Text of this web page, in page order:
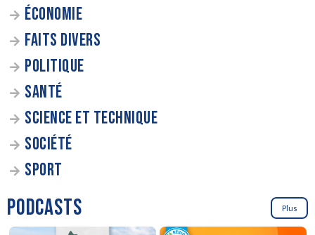
ÉCONOMIE
FAITS DIVERS
POLITIQUE
SANTÉ
SCIENCE ET TECHNIQUE
SOCIÉTÉ
SPORT
PODCASTS Plus